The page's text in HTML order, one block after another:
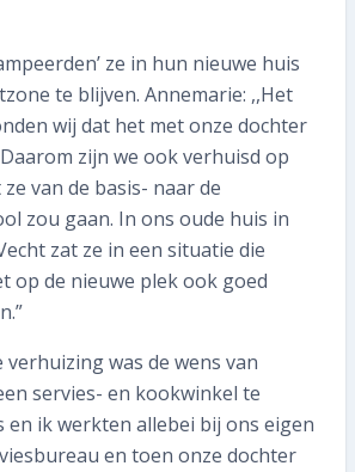
ze in hun nieuwe huis
te blijven. Annemarie: ,,Het
wij dat het met onze dochter
zijn we ook verhuisd op
van de basis- naar de
zou gaan. In ons oude huis in
zat ze in een situatie die
op de nieuwe plek ook goed
verhuizing was de wens van
servies- en kookwinkel te
en ik werkten allebei bij ons eigen
en toen onze dochter